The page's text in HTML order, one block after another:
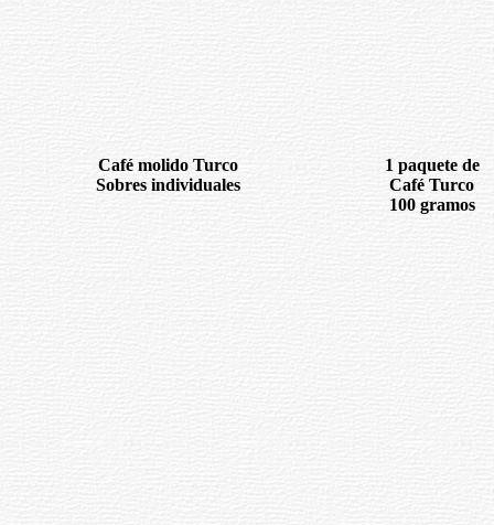
Café molido Turco
Sobres individuales
1 paquete de
Café Turco
100 gramos